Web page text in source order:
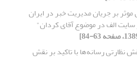
موثر بر جریان مدیریت خبر در ایران
سایت الف در موضوع آقای کردان"
نظارتی رسانه‌ها با تاکید بر نقش